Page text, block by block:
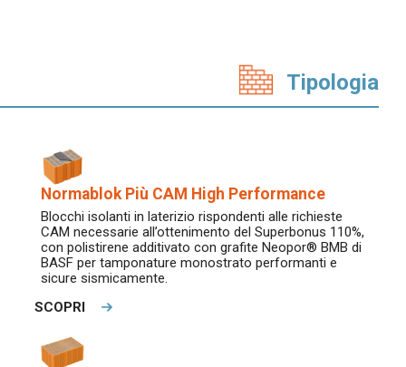
Tipologia
Normablok Più CAM High Performance
Blocchi isolanti in laterizio rispondenti alle richieste
CAM necessarie all’ottenimento del Superbonus 110%,
con polistirene additivato con grafite Neopor® BMB di
BASF per tamponature monostrato performanti e
sicure sismicamente.
SCOPRI